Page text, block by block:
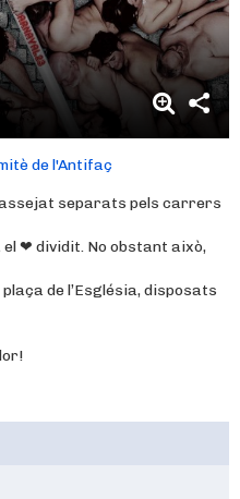
de l'Antifaç
separats pels carrers
❤ dividit. No obstant això,
de l’Església, disposats